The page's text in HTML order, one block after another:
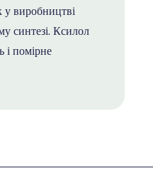
виробництві
синтезі. Ксилол
і помірне